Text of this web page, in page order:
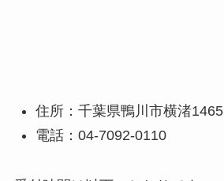
住所：千葉県鴨川市横渚1465
電話：04-7092-0110